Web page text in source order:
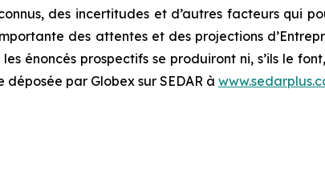
des incertitudes et d’autres facteurs qui
des attentes et des projections
énoncés prospectifs se produiront ni, s’ils le
par Globex sur SEDAR à